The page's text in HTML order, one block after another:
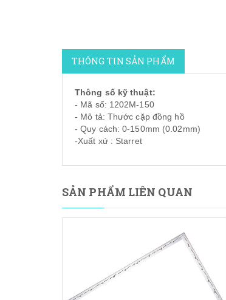
THÔNG TIN SẢN PHẨM
Thông số kỹ thuật:
- Mã số: 1202M-150
- Mô tả: Thước cặp đồng hồ
- Quy cách: 0-150mm (0.02mm)
-Xuất xứ : Starret
SẢN PHẨM LIÊN QUAN